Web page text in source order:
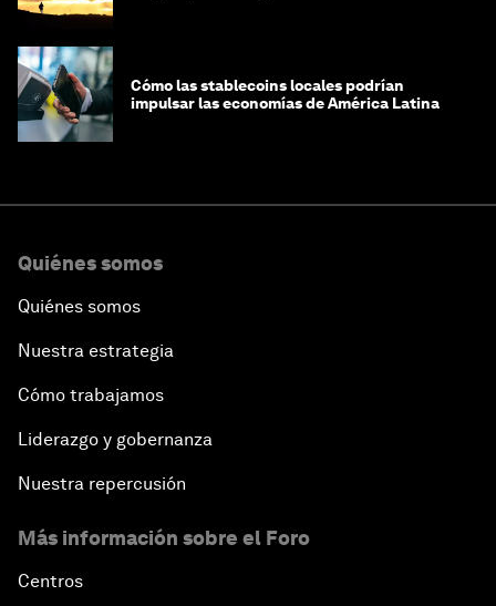
Cómo las stablecoins locales podrían
impulsar las economías de América Latina
Quiénes somos
Quiénes somos
Nuestra estrategia
Cómo trabajamos
Liderazgo y gobernanza
Nuestra repercusión
Más información sobre el Foro
Centros